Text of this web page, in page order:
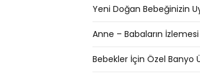
Yeni Doğan Bebeğinizin
Anne – Babaların
Bebekler İçin Özel Banyo